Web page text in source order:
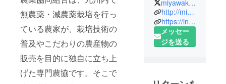
無農薬・減農薬栽培を行っ
ている農家が、栽培技術の
普及やこだわりの農産物の
販売を目的に独自に立ち上
げた専門農協です。そこで
れ、地元の
東海大学第5
高等学校を
卒業し、熊
miyawakaseika
http://miyawaka-seika.com/
https://instagram.com/miyawakaseika?igshid=1ozdzvdpidrja
メッセー
ジを送る